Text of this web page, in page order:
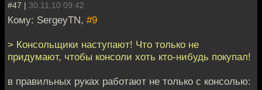
#47 | 30.11.10 09:42
Кому: SergeyTN, #9
> Консольщики наступают! Что только не
придумают, чтобы консоли хоть кто-нибудь покупал!
в правильных руках работают не только с консолью: